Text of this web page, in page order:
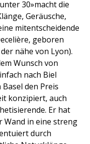
30»macht die
Geräusche,
mitentscheidende
geboren
nähe von Lyon).
Wunsch von
nach Biel
den Preis
konzipiert, auch
Er hat
Wand in eine streng
durch